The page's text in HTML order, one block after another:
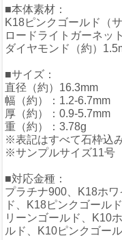
■本体素材：
K18ピンクゴールド（
ロードライトガーネ
ダイヤモンド（約）
■サイズ：
直径（約）16.3mm
幅（約）：1.2-6.7mm
厚（約）：0.9-5.7mm
重（約）：3.78g
※表記はすべて石枠込
※サンプルサイズ11号
■対応金種：
プラチナ900、K18ホ
ド、K18ピンクゴール
リーンゴールド、K10
ルド、K10ピンクゴー